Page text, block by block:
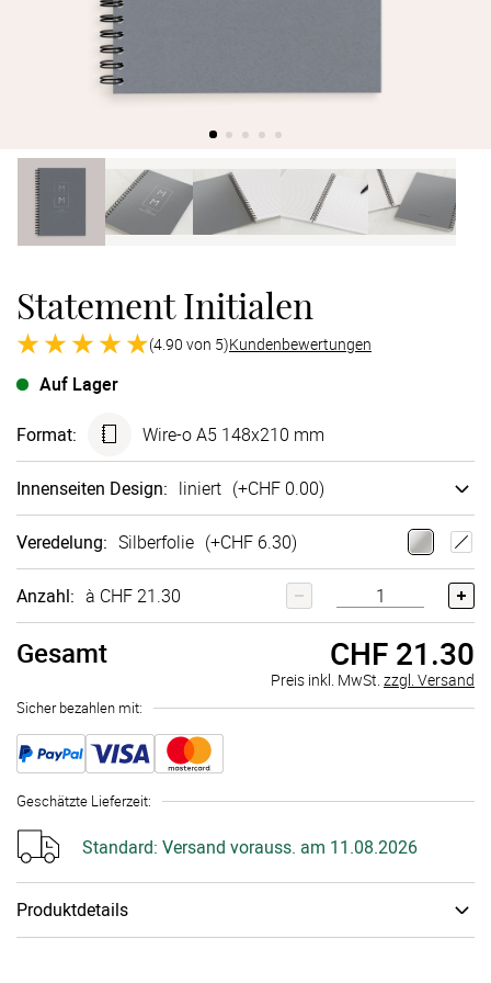
Statement Initialen
(4.90 von 5)Kundenbewertungen
Auf Lager
Format: Wire-o A5 148x210 mm
Innen­seiten Design: liniert (+CHF 0.00)
Veredelung: Silberfolie (+CHF 6.30)
Anzahl: à CHF 21.30
Gesamt CHF 21.30
Preis inkl. MwSt. zzgl. Versand
Sicher bezahlen mit:
Geschätzte Lieferzeit:
Standard: Versand vorauss. am 11.08.2026
Produktdetails